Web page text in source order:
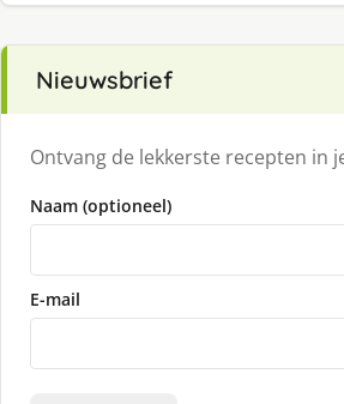
Nieuwsbrief
Ontvang de lekkerste recepten in
Naam (optioneel)
E-mail